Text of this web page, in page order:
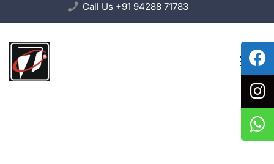
Call Us +91 94288 71783